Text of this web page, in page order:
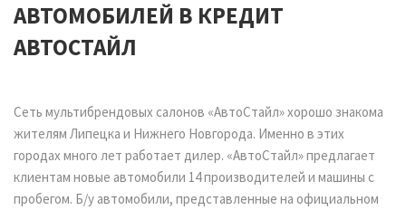
АВТОМОБИЛЕЙ В КРЕДИТ
АВТОСТАЙЛ
Сеть мультибрендовых салонов «АвтоСтайл» хорошо знакома
жителям Липецка и Нижнего Новгорода. Именно в этих
городах много лет работает дилер. «АвтоСтайл» предлагает
клиентам новые автомобили 14 производителей и машины с
пробегом. Б/у автомобили, представленные на официальном